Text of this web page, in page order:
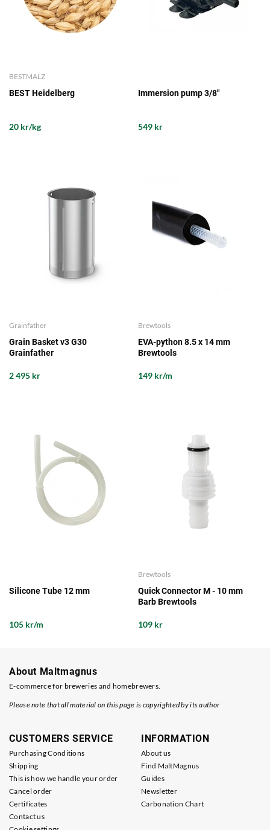
BESTMALZ
BEST Heidelberg
20 kr/kg
Immersion pump 3/8"
549 kr
Grainfather
Grain Basket v3 G30
Grainfather
2 495 kr
Brewtools
EVA-python 8.5 x 14 mm
Brewtools
149 kr/m
Silicone Tube 12 mm
105 kr/m
Brewtools
Quick Connector M - 10 mm
Barb Brewtools
109 kr
About Maltmagnus
E-commerce for breweries and homebrewers.
Please note that all material on this page is copyrighted by its author
CUSTOMERS SERVICE
Purchasing Conditions
Shipping
This is how we handle your order
Cancel order
Certificates
Contact us
INFORMATION
About us
Find MaltMagnus
Guides
Newsletter
Carbonation Chart